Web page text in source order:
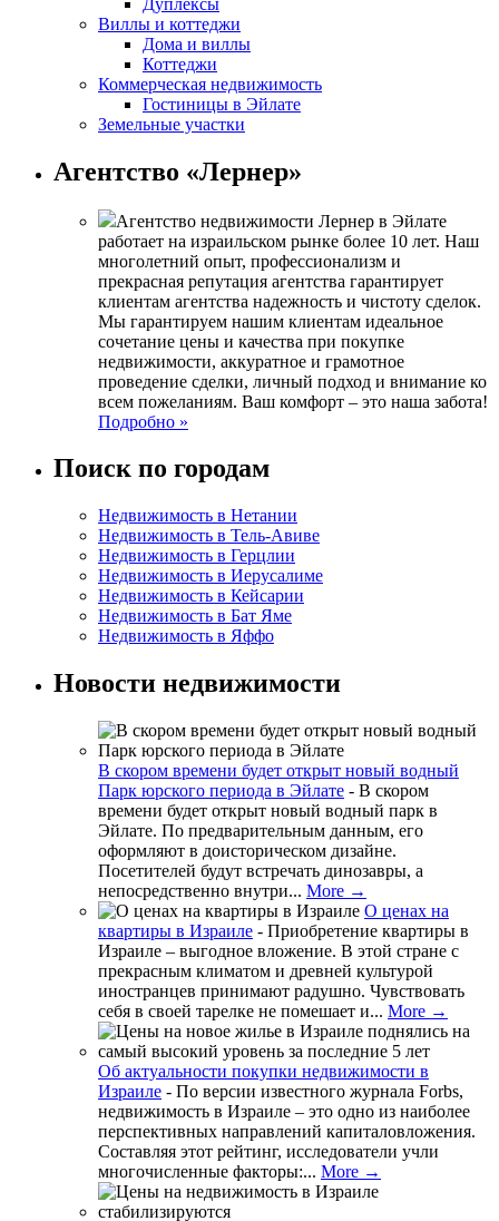
Виллы и коттеджи
Дома и виллы
Коттеджи
Коммерческая недвижимость
Гостиницы в Эйлате
Земельные участки
Агентство «Лернер»
Агентство недвижимости Лернер в Эйлате
работает на израильском рынке более 10 лет. Наш
многолетний опыт, профессионализм и
прекрасная репутация агентства гарантирует
клиентам агентства надежность и чистоту сделок.
Мы гарантируем нашим клиентам идеальное
сочетание цены и качества при покупке
недвижимости, аккуратное и грамотное
проведение сделки, личный подход и внимание ко
всем пожеланиям. Ваш комфорт – это наша забота!
Подробно »
Поиск по городам
Недвижимость в Нетании
Недвижимость в Тель-Авиве
Недвижимость в Герцлии
Недвижимость в Иерусалиме
Недвижимость в Кейсарии
Недвижимость в Бат Яме
Недвижимость в Яффо
Новости недвижимости
В скором времени будет открыт новый водный
Парк юрского периода в Эйлате - В скором
времени будет открыт новый водный парк в
Эйлате. По предварительным данным, его
оформляют в доисторическом дизайне.
Посетителей будут встречать динозавры, а
непосредственно внутри... More →
О ценах на
квартиры в Израиле - Приобретение квартиры в
Израиле – выгодное вложение. В этой стране с
прекрасным климатом и древней культурой
иностранцев принимают радушно. Чувствовать
себя в своей тарелке не помешает и... More →
Об актуальности покупки недвижимости в
Израиле - По версии известного журнала Forbs,
недвижимость в Израиле – это одно из наиболее
перспективных направлений капиталовложения.
Составляя этот рейтинг, исследователи учли
многочисленные факторы:... More →